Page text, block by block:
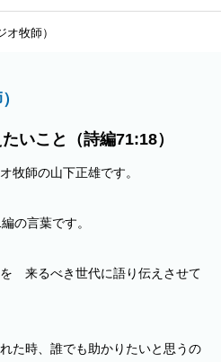
オ牧師）
いこと（詩編71:18）
牧師の山下正雄です。
の言葉です。
来るべき世代に語り伝えさせて
た時、誰でも助かりたいと思うの